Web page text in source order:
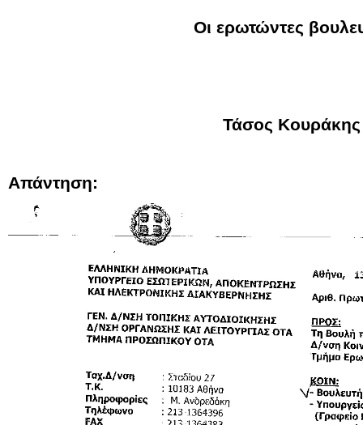
Οι ερωτώντες
Τάσος Κουράκης
Απάντηση: